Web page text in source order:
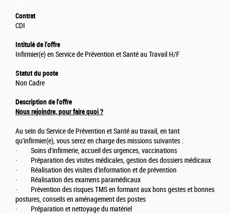
Contrat
CDI
Intitulé de l'offre
Infirmier(e) en Service de Prévention et Santé au Travail H/F
Statut du poste
Non Cadre
Description de l'offre
Nous rejoindre, pour faire quoi ?
Au sein du Service de Prévention et Santé au travail, en tant
qu'infirmier(e), vous serez en charge des missions suivantes :
· Soins d'infirmerie, accueil des urgences, vaccinations
· Préparation des visites médicales, gestion des dossiers médicaux
· Réalisation des visites d'information et de prévention
· Réalisation des examens paramédicaux
· Prévention des risques TMS en formant aux bons gestes et bonnes
postures, conseils en aménagement des postes
· Préparation et nettoyage du matériel